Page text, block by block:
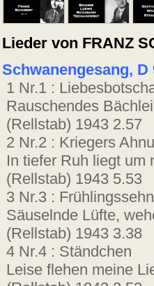
Lieder von FRANZ
Schwanengesang, D
1 Nr.1 :
Rauschendes
(Rellstab) 1943 2.57
2 Nr.2 : Kriegers
In tiefer Ruh liegt um
(Rellstab) 1943 5.53
3 Nr.3 :
Säuselnde Lüfte,
(Rellstab) 1943 3.38
4 Nr.4 : Ständchen
Leise flehen meine